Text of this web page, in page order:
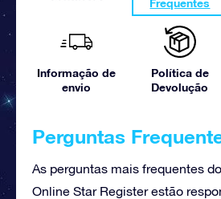
Frequentes
Informação de
envio
Política de
Devolução
Perguntas
As perguntas mais frequentes
Online Star Register estão